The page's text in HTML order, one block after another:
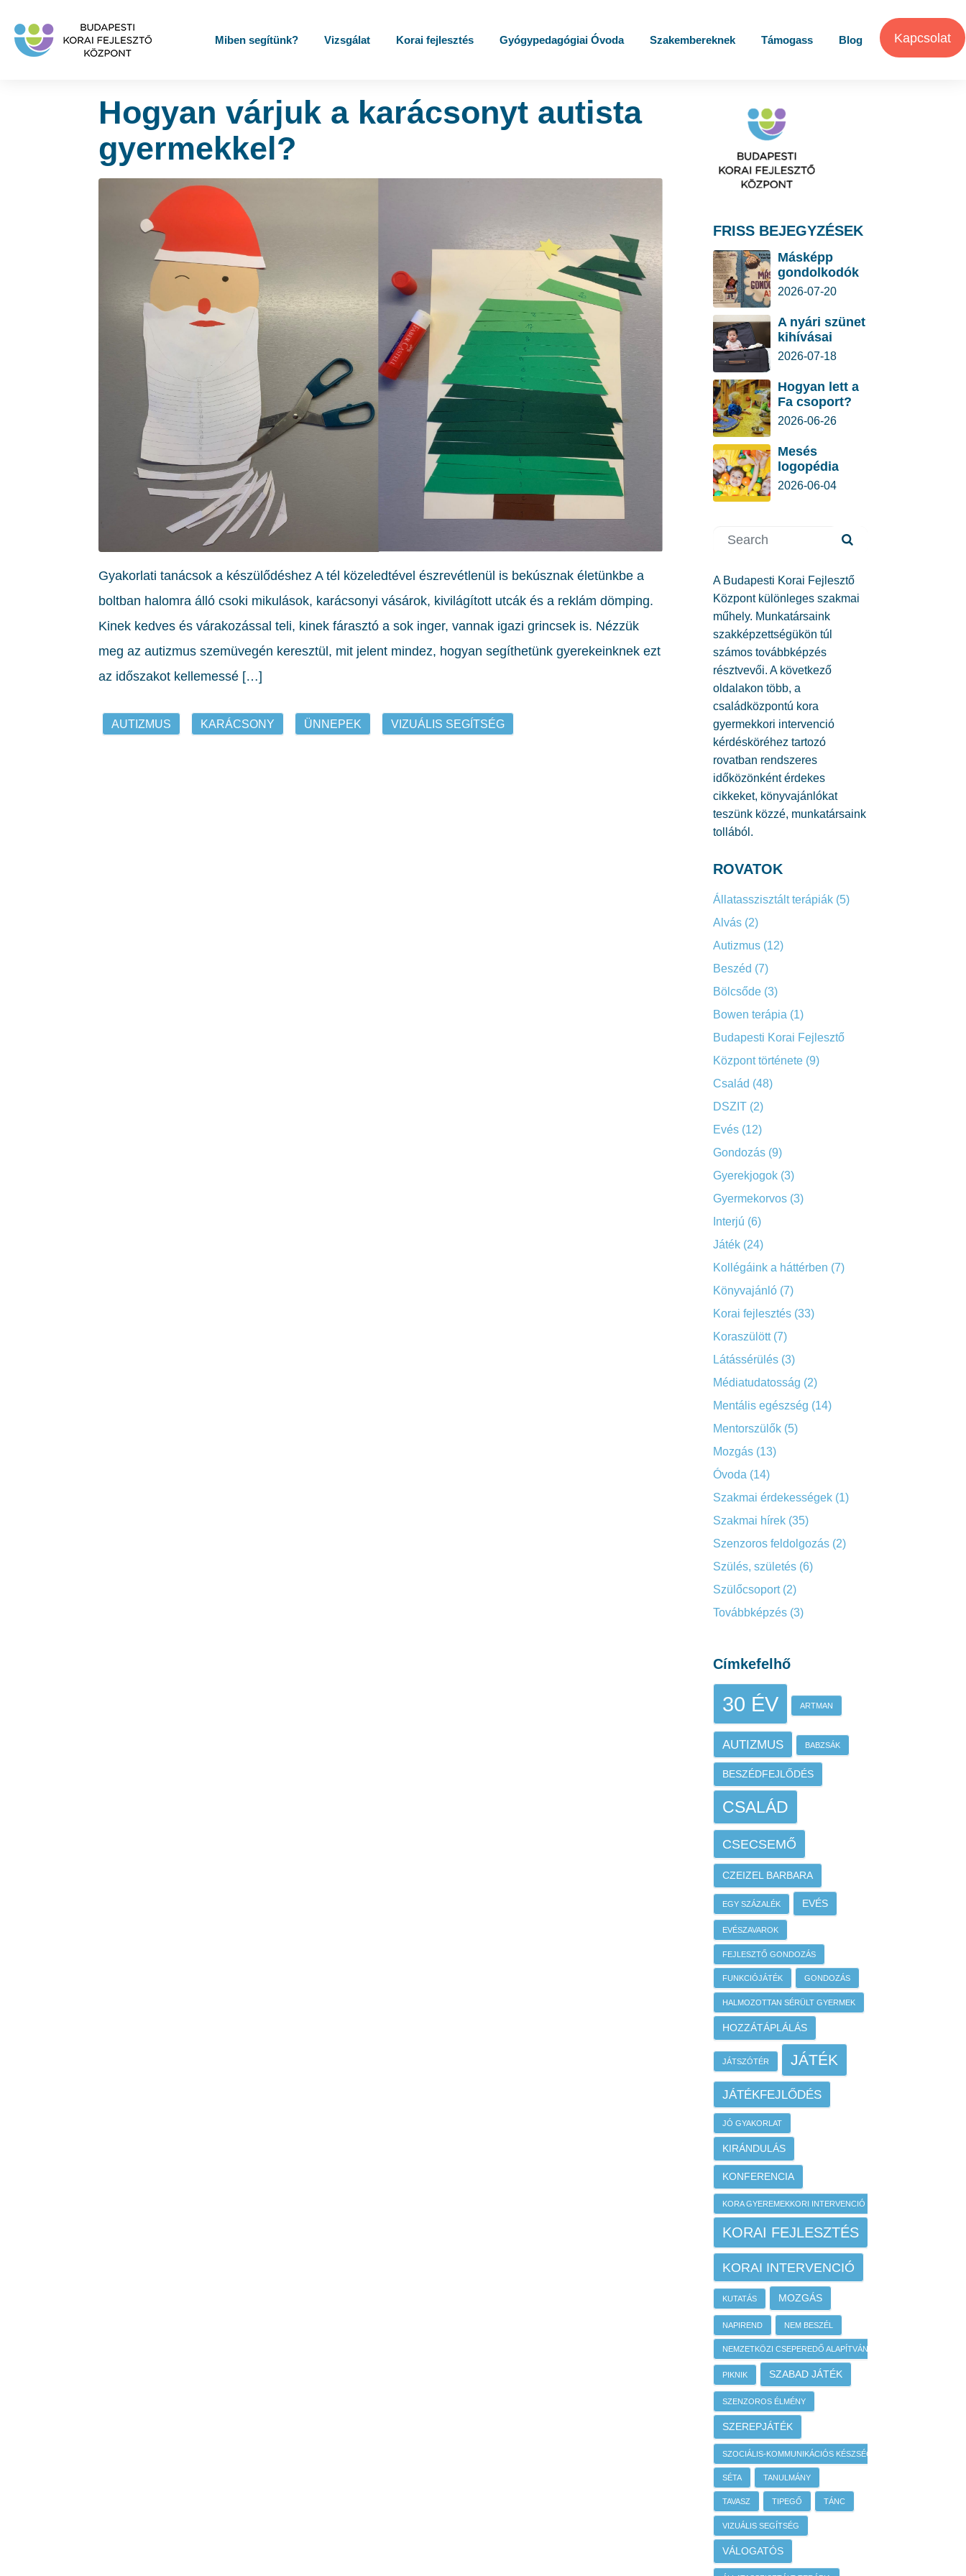
Miben segítünk? Vizsgálat Korai fejlesztés Gyógypedagógiai Óvoda Szakembereknek Támogass Blog
Kapcsolat
Home
Hogyan várjuk a karácsonyt autista
gyermekkel?
Gyakorlati tanácsok a készülődéshez A tél közeledtével észrevétlenül is bekúsznak életünkbe a
boltban halomra álló csoki mikulások, karácsonyi vásárok, kivilágított utcák és a reklám dömping.
Kinek kedves és várakozással teli, kinek fárasztó a sok inger, vannak igazi grincsek is. Nézzük
meg az autizmus szemüvegén keresztül, mit jelent mindez, hogyan segíthetünk gyerekeinknek ezt
az időszakot kellemessé […]
AUTIZMUS KARÁCSONY ÜNNEPEK VIZUÁLIS SEGÍTSÉG
FRISS BEJEGYZÉSEK
Másképp
gondolkodók
2026-07-20
A nyári szünet
kihívásai
2026-07-18
Hogyan lett a
Fa csoport?
2026-06-26
Mesés
logopédia
2026-06-04
A Budapesti Korai Fejlesztő
Központ különleges szakmai
műhely. Munkatársaink
szakképzettségükön túl
számos továbbképzés
résztvevői. A következő
oldalakon több, a
családközpontú kora
gyermekkori intervenció
kérdésköréhez tartozó
rovatban rendszeres
időközönként érdekes
cikkeket, könyvajánlókat
teszünk közzé, munkatársaink
tollából.
ROVATOK
Állatasszisztált terápiák (5)
Alvás (2)
Autizmus (12)
Beszéd (7)
Bölcsőde (3)
Bowen terápia (1)
Budapesti Korai Fejlesztő
Központ története (9)
Család (48)
DSZIT (2)
Evés (12)
Gondozás (9)
Gyerekjogok (3)
Gyermekorvos (3)
Interjú (6)
Játék (24)
Kollégáink a háttérben (7)
Könyvajánló (7)
Korai fejlesztés (33)
Koraszülött(7)
Látássérülés (3)
Médiatudatosság (2)
Mentális egészség (14)
Mentorszülők (5)
Mozgás (13)
Óvoda (14)
Szakmai érdekességek (1)
Szakmai hírek (35)
Szenzoros feldolgozás (2)
Szülés, születés (6)
Szülőcsoport(2)
Továbbképzés (3)
Címkefelhő
30 ÉV ARTMAN
AUTIZMUS BABZSÁK
BESZÉDFEJLŐDÉS
CSALÁD
CSECSEMŐ
CZEIZEL BARBARA
EGY SZÁZALÉK EVÉS
EVÉSZAVAROK
FEJLESZTŐ GONDOZÁS
FUNKCIÓJÁTÉK GONDOZÁS
HALMOZOTTAN SÉRÜLT GYERMEK
HOZZÁTÁPLÁLÁS
JÁTSZÓTÉR JÁTÉK
JÁTÉKFEJLŐDÉS
JÓ GYAKORLAT
KIRÁNDULÁS
KONFERENCIA
KORA GYEREMEKKORI INTERVENCIÓ
KORAI FEJLESZTÉS
KORAI INTERVENCIÓ
KUTATÁS MOZGÁS
NAPIREND NEM BESZÉL
NEMZETKÖZI CSEPEREDŐ ALAPÍTVÁNY
PIKNIK SZABAD JÁTÉK
SZENZOROS ÉLMÉNY
SZEREPJÁTÉK
SZOCIÁLIS-KOMMUNIKÁCIÓS KÉSZSÉGEK
SÉTA TANULMÁNY
TAVASZ TIPEGŐ TÁNC
VIZUÁLIS SEGÍTSÉG
VÁLOGATÓS